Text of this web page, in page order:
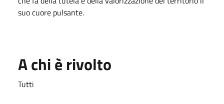
suo cuore pulsante.
A chi è rivolto
Tutti